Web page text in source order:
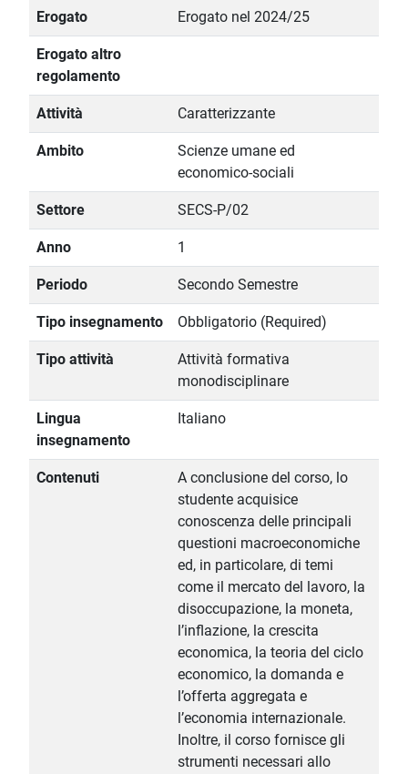
Erogato Erogato nel 2024/25
Erogato altro
regolamento
Attività Caratterizzante
Ambito
Scienze umane ed
economico-sociali
Settore SECS-P/02
Anno 1
Periodo Secondo Semestre
Tipo insegnamento Obbligatorio (Required)
Tipo attività
Attività formativa
monodisciplinare
Lingua
insegnamento
Italiano
Contenuti
A conclusione del corso, lo
studente acquisice
conoscenza delle principali
questioni macroeconomiche
ed, in particolare, di temi
come il mercato del lavoro, la
disoccupazione, la moneta,
l’inflazione, la crescita
economica, la teoria del ciclo
economico, la domanda e
l’offerta aggregata e
l’economia internazionale.
Inoltre, il corso fornisce gli
strumenti necessari allo